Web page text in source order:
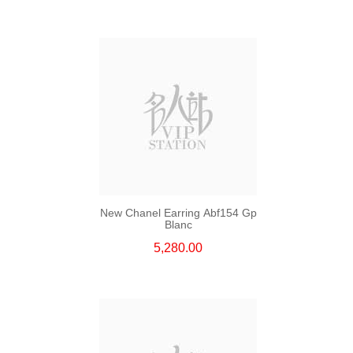
New Chanel Earring Abf154 Gp
Blanc
5,280.00